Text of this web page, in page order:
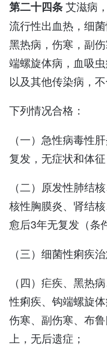
第二十四条艾滋病
流行性出血热，细
黑热病，伤寒，副
端螺旋体病，血吸
以及其他传染病，不
下列情况合格：
（一）急性病毒性
复发，无症状和体
（二）原发性肺结
核性胸膜炎、肾结
愈后3年无复发（条
（三）细菌性痢疾
（四）疟疾、黑热
性痢疾、钩端螺旋体
伤寒、副伤寒、布
上，无后遗症；